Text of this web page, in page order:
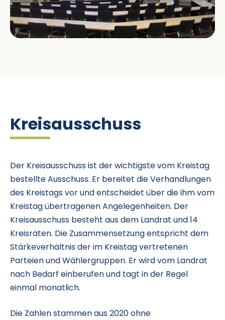
©
Kreisausschuss
Der Kreisausschuss ist der wichtigste vom Kreistag
bestellte Ausschuss. Er bereitet die Verhandlungen
des Kreistags vor und entscheidet über die ihm vom
Kreistag übertragenen Angelegenheiten. Der
Kreisausschuss besteht aus dem Landrat und 14
Kreisräten. Die Zusammensetzung entspricht dem
Stärkeverhältnis der im Kreistag vertretenen
Parteien und Wählergruppen. Er wird vom Landrat
nach Bedarf einberufen und tagt in der Regel
einmal monatlich.
Die Zahlen stammen aus 2020 ohne